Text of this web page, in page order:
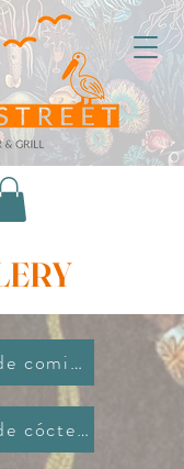
Galería de comida
Galería de cócteles